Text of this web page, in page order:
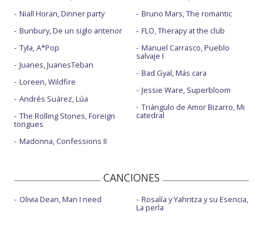
Niall Horan, Dinner party
Bunbury, De un siglo anterior
Tyla, A*Pop
Juanes, JuanesTeban
Loreen, Wildfire
Andrés Suárez, Lúa
The Rolling Stones, Foreign
tongues
Madonna, Confessions II
Bruno Mars, The romantic
FLO, Therapy at the club
Manuel Carrasco, Pueblo
salvaje I
Bad Gyal, Más cara
Jessie Ware, Superbloom
Triángulo de Amor Bizarro, Mi
catedral
CANCIONES
Olivia Dean, Man I need Rosalía y Yahritza y su Esencia,
La perla